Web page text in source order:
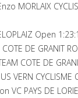
MORLAIX
Open
DE GRANIT
COTE DE
VERN CYCLISME
VC PAYS DE